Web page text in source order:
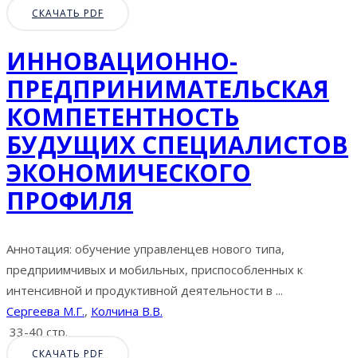
СКАЧАТЬ PDF
ИННОВАЦИОННО-
ПРЕДПРИНИМАТЕЛЬСКАЯ
КОМПЕТЕНТНОСТЬ
БУДУЩИХ СПЕЦИАЛИСТОВ
ЭКОНОМИЧЕСКОГО
ПРОФИЛЯ
Аннотация: обучение управленцев нового типа,
предприимчивых и мобильных, приспособленных к
интенсивной и продуктивной деятельности в ...
Сергеева М.Г., Колчина В.В.
33-40 стр.
СКАЧАТЬ PDF